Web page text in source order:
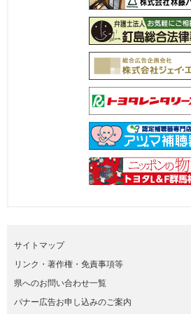
サイトマップ
リンク・著作権・免責事項等
県へのお問い合わせ一覧
バナー広告お申し込みのご案内